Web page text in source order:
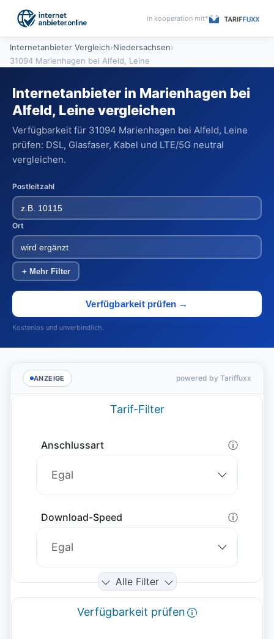
in kooperation mit*
Internetanbieter Vergleich›Niedersachsen›
31094 Marienhagen bei Alfeld, Leine
Internetanbieter in Marienhagen bei
Alfeld, Leine vergleichen
Verfügbarkeit für 31094 Marienhagen bei Alfeld, Leine
prüfen: DSL, Glasfaser, Kabel und LTE/5G neutral
vergleichen.
Postleitzahl
Ort
+ Mehr Filter
Verfügbarkeit prüfen →
Kostenlos und unverbindlich.
ANZEIGE powered by Tariffuxx